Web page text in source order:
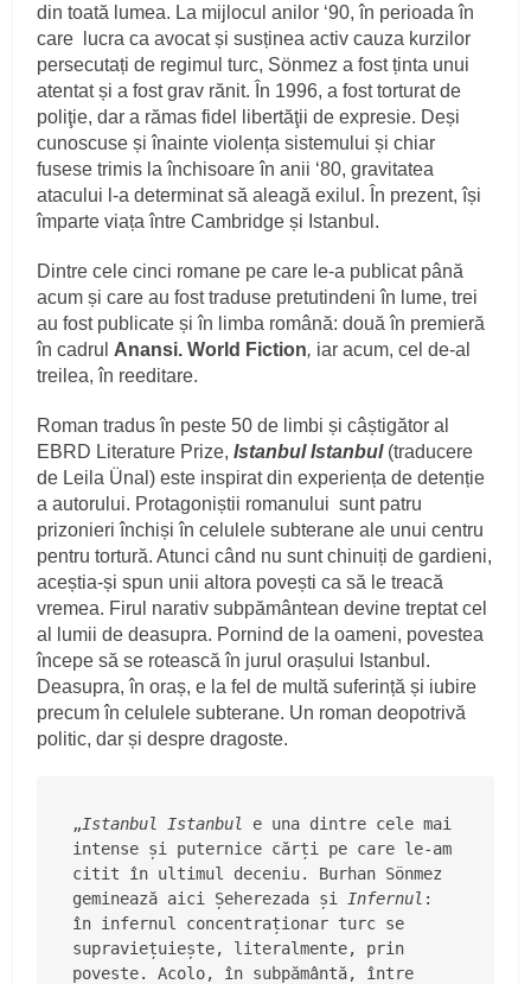
din toată lumea. La mijlocul anilor ‘90, în perioada în
care lucra ca avocat și susținea activ cauza kurzilor
persecutați de regimul turc, Sönmez a fost ținta unui
atentat și a fost grav rănit. În 1996, a fost torturat de
poliţie, dar a rămas fidel libertăţii de expresie. Deși
cunoscuse și înainte violența sistemului și chiar
fusese trimis la închisoare în anii ‘80, gravitatea
atacului l-a determinat să aleagă exilul. În prezent, își
împarte viața între Cambridge și Istanbul.
Dintre cele cinci romane pe care le-a publicat până
acum și care au fost traduse pretutindeni în lume, trei
au fost publicate și în limba română: două în premieră
în cadrul Anansi. World Fiction, iar acum, cel de-al
treilea, în reeditare.
Roman tradus în peste 50 de limbi și câștigător al
EBRD Literature Prize,Istanbul Istanbul(traducere
de Leila Ünal) este inspirat din experiența de detenție
a autorului. Protagoniștii romanului sunt patru
prizonieri închiși în celulele subterane ale unui centru
pentru tortură. Atunci când nu sunt chinuiți de gardieni,
aceștia-și spun unii altora povești ca să le treacă
vremea. Firul narativ subpământean devine treptat cel
al lumii de deasupra. Pornind de la oameni, povestea
începe să se rotească în jurul orașului Istanbul.
Deasupra, în oraș, e la fel de multă suferință și iubire
precum în celulele subterane. Un roman deopotrivă
politic, dar și despre dragoste.
„Istanbul Istanbul
e una dintre cele mai
intense și puternice cărți pe care le-am
citit în ultimul deceniu. Burhan Sönmez
geminează aici Șeherezada și
Infernul :
în infernul concentraționar turc se
supraviețuiește, literalmente, prin
poveste. Acolo, în subpământă, între